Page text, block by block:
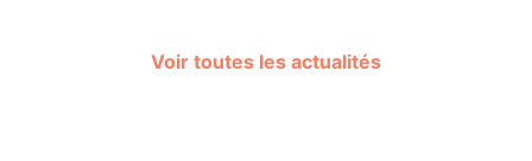
Voir toutes les actualités